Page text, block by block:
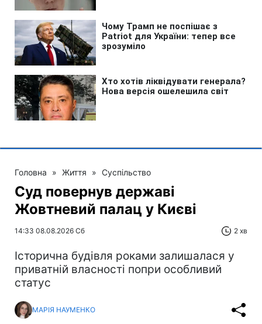
Головна » Життя » Суспільство
Суд повернув державі
Жовтневий палац у Києві
14:33 08.08.2026 Сб 2 хв
Історична будівля роками залишалася у
приватній власності попри особливий
статус
МАРІЯ НАУМЕНКО